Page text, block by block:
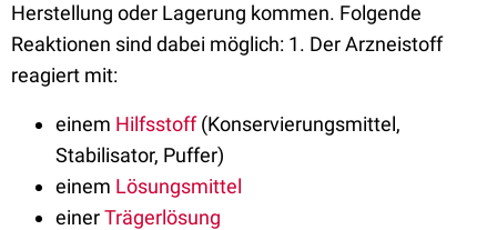
Herstellung oder Lagerung kommen. Folgende
Reaktionen sind dabei möglich: 1. Der Arzneistoff
reagiert mit:
einem Hilfsstoff(Konservierungsmittel,
Stabilisator, Puffer)
einem Lösungsmittel
einerTrägerlösung